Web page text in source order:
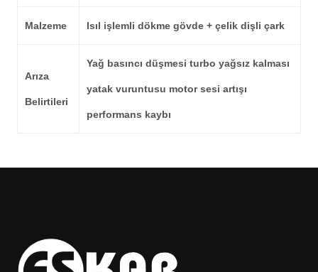
Malzeme Isıl işlemli dökme gövde + çelik dişli çark
Arıza
Belirtileri
Yağ basıncı düşmesi turbo yağsız kalması
yatak vuruntusu motor sesi artışı
performans kaybı